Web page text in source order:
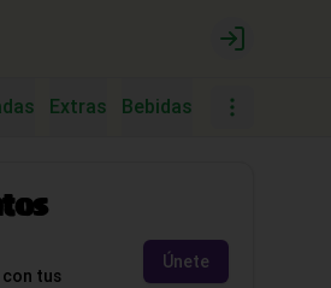
Login
Extras Bebidas Postres
tus
Únete